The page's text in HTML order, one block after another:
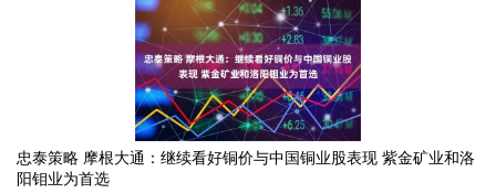
忠泰策略 摩根大通：继续看好铜价与中国铜业股表现 紫金矿业和洛
阳钼业为首选